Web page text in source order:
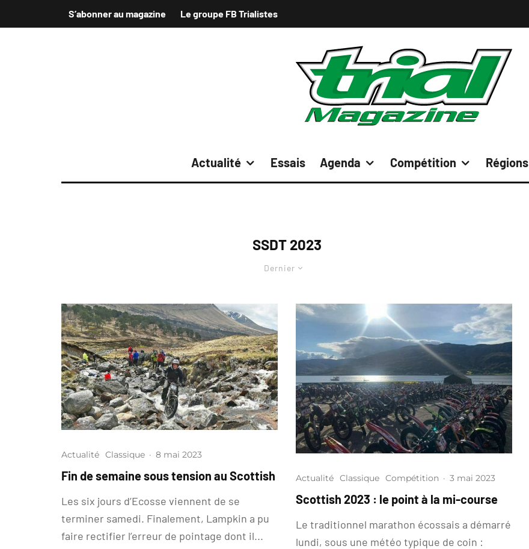
S’abonner au magazine Le groupe FB Trialistes
Actualité Essais Agenda Compétition Régions
SSDT 2023
Dernier
Actualité Classique · 8 mai 2023
Fin de semaine sous tension au Scottish
Les six jours d’Ecosse viennent de se
terminer samedi. Finalement, Lampkin a pu
faire rectifier l’erreur de pointage dont il...
Actualité Classique Compétition · 3 mai 2023
Scottish 2023 : le point à la mi-course
Le traditionnel marathon écossais a démarré
lundi, sous une météo typique de coin :